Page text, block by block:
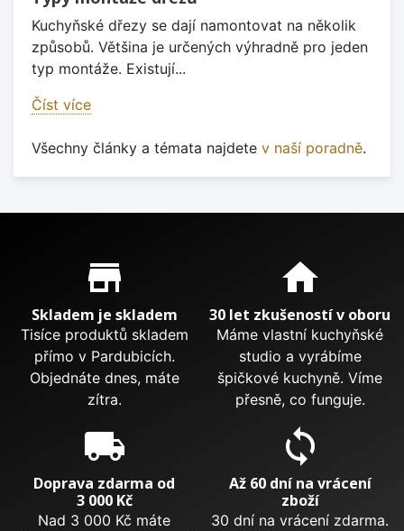
Kuchyňské dřezy se dají namontovat na několik
způsobů. Většina je určených výhradně pro jeden
typ montáže. Existují...
Číst více
Všechny články a témata najdete v naší poradně.
Proč nakupovat u nás?
store_mall_directory
Skladem je skladem
Tisíce produktů skladem
přímo v Pardubicích.
Objednáte dnes, máte
zítra.
home
30 let zkušeností v oboru
Máme vlastní kuchyňské
studio a vyrábíme
špičkové kuchyně. Víme
přesně, co funguje.
local_shipping
Doprava zdarma od
3 000 Kč
Nad 3 000 Kč máte
sync
Až 60 dní na vrácení
zboží
30 dní na vrácení zdarma.